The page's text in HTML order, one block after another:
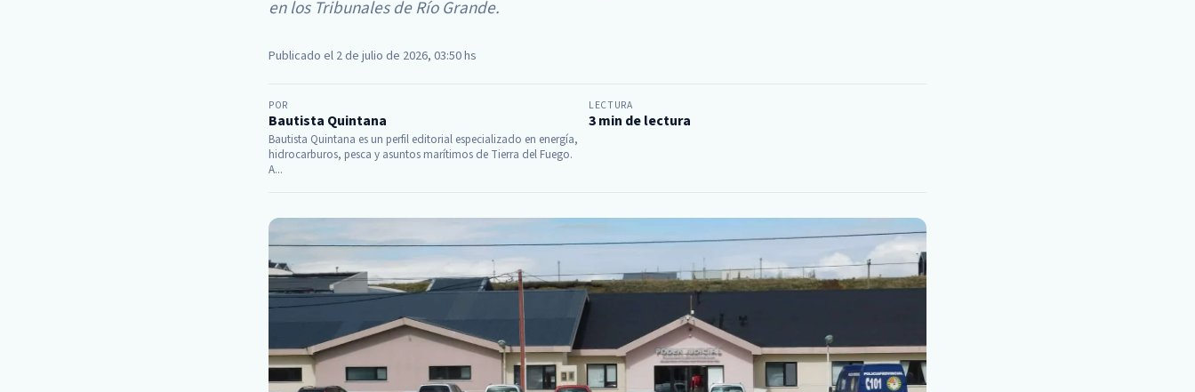
en los Tribunales de Río Grande.
Publicado el 2 de julio de 2026, 03:50 hs
POR
Bautista Quintana
Bautista Quintana es un perfil editorial especializado en energía,
hidrocarburos, pesca y asuntos marítimos de Tierra del Fuego.
A...
LECTURA
3 min de lectura